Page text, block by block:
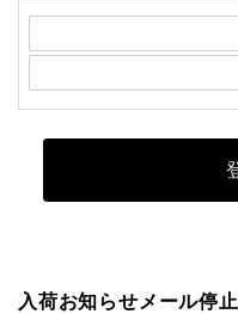
入荷お知らせメール停止